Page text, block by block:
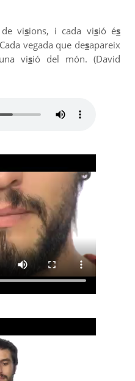
visions, i cada visió és
vegada que desapareix
visió del món. (David